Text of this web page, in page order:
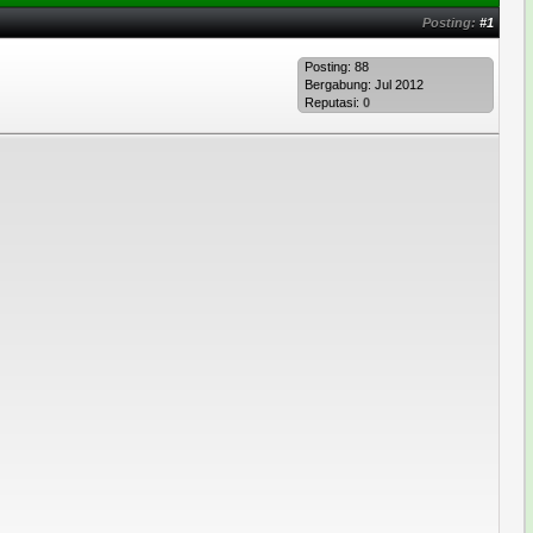
Posting:#1
Posting: 88
Bergabung: Jul 2012
Reputasi:0